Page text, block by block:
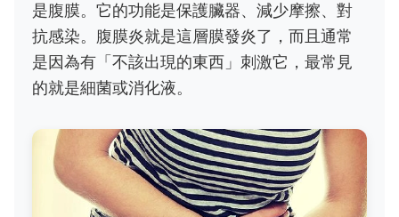
是腹膜。它的功能是保護臟器、減少摩擦、對
抗感染。腹膜炎就是這層膜發炎了，而且通常
是因為有「不該出現的東西」刺激它，最常見
的就是細菌或消化液。